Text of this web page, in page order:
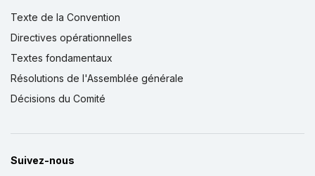
Texte de la Convention
Directives opérationnelles
Textes fondamentaux
Résolutions de l'Assemblée générale
Décisions du Comité
Suivez-nous